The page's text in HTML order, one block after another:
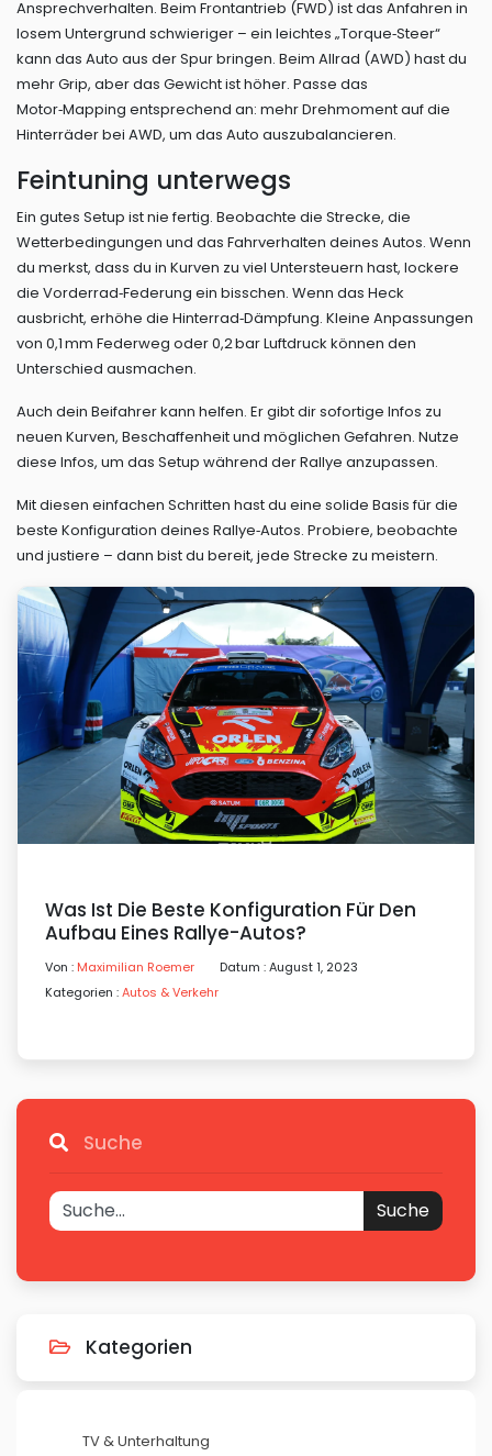
Ansprechverhalten. Beim Frontantrieb (FWD) ist das Anfahren in
losem Untergrund schwieriger – ein leichtes „Torque‑Steer“
kann das Auto aus der Spur bringen. Beim Allrad (AWD) hast du
mehr Grip, aber das Gewicht ist höher. Passe das
Motor‑Mapping entsprechend an: mehr Drehmoment auf die
Hinterräder bei AWD, um das Auto auszubalancieren.
Feintuning unterwegs
Ein gutes Setup ist nie fertig. Beobachte die Strecke, die
Wetterbedingungen und das Fahrverhalten deines Autos. Wenn
du merkst, dass du in Kurven zu viel Untersteuern hast, lockere
die Vorderrad‑Federung ein bisschen. Wenn das Heck
ausbricht, erhöhe die Hinterrad‑Dämpfung. Kleine Anpassungen
von 0,1 mm Federweg oder 0,2 bar Luftdruck können den
Unterschied ausmachen.
Auch dein Beifahrer kann helfen. Er gibt dir sofortige Infos zu
neuen Kurven, Beschaffenheit und möglichen Gefahren. Nutze
diese Infos, um das Setup während der Rallye anzupassen.
Mit diesen einfachen Schritten hast du eine solide Basis für die
beste Konfiguration deines Rallye‑Autos. Probiere, beobachte
und justiere – dann bist du bereit, jede Strecke zu meistern.
Was Ist Die Beste Konfiguration Für Den
Aufbau Eines Rallye-Autos?
Von : Maximilian Roemer
Datum : August 1, 2023
Kategorien :Autos & Verkehr
Suche
Suche
Kategorien
TV & Unterhaltung